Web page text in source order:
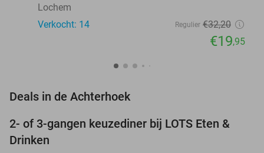
Lochem
Verkocht: 14
Regulier €32,20
€19,95
Deals in de Achterhoek
38%
TODAY
2- of 3-gangen keuzediner bij LOTS Eten &
Drinken